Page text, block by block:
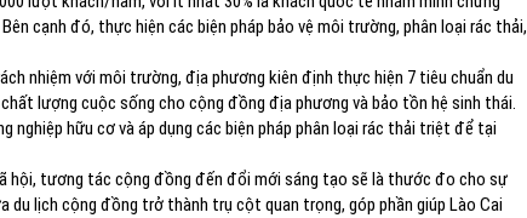
cạnh đó, thực hiện các biện pháp bảo vệ môi trường, phân loại rác thải,
nhiệm với môi trường, địa phương kiên định thực hiện 7 tiêu chuẩn du
lượng cuộc sống cho cộng đồng địa phương và bảo tồn hệ sinh thái.
nghiệp hữu cơ và áp dụng các biện pháp phân loại rác thải triệt để tại
hội, tương tác cộng đồng đến đổi mới sáng tạo sẽ là thước đo cho sự
du lịch cộng đồng trở thành trụ cột quan trọng, góp phần giúp Lào Cai